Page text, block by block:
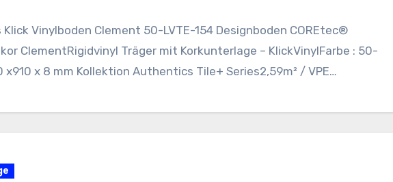
Vinylboden Clement 50-LVTE-154 Designboden COREtec®
ClementRigidvinyl Träger mit Korkunterlage – KlickVinylFarbe : 50-
x910 x 8 mm Kollektion Authentics Tile+ Series2,59m² / VPE…